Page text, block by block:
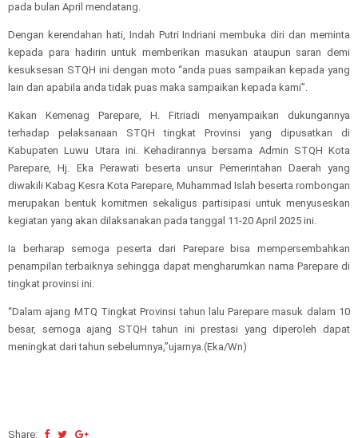
pada bulan April mendatang.
Dengan kerendahan hati, Indah Putri Indriani membuka diri dan meminta
kepada para hadirin untuk memberikan masukan ataupun saran demi
kesuksesan STQH ini dengan moto “anda puas sampaikan kepada yang
lain dan apabila anda tidak puas maka sampaikan kepada kami”.
Kakan Kemenag Parepare, H. Fitriadi menyampaikan dukungannya
terhadap pelaksanaan STQH tingkat Provinsi yang dipusatkan di
Kabupaten Luwu Utara ini. Kehadirannya bersama Admin STQH Kota
Parepare, Hj. Eka Perawati beserta unsur Pemerintahan Daerah yang
diwakili Kabag Kesra Kota Parepare, Muhammad Islah beserta rombongan
merupakan bentuk komitmen sekaligus partisipasi untuk menyuseskan
kegiatan yang akan dilaksanakan pada tanggal 11-20 April 2025 ini.
Ia berharap semoga peserta dari Parepare bisa mempersembahkan
penampilan terbaiknya sehingga dapat mengharumkan nama Parepare di
tingkat provinsi ini.
“Dalam ajang MTQ Tingkat Provinsi tahun lalu Parepare masuk dalam 10
besar, semoga ajang STQH tahun ini prestasi yang diperoleh dapat
meningkat dari tahun sebelumnya,”ujarnya.(Eka/Wn)
Share: